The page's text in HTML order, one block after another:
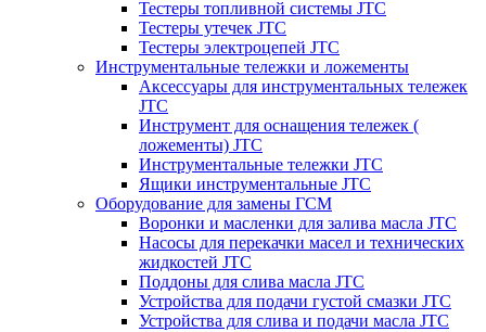
Тестеры топливной системы JTC
Тестеры утечек JTC
Тестеры электроцепей JTC
Инструментальные тележки и ложементы
Аксессуары для инструментальных тележек
JTC
Инструмент для оснащения тележек (
ложементы) JTC
Инструментальные тележки JTC
Ящики инструментальные JTC
Оборудование для замены ГСМ
Воронки и масленки для залива масла JTC
Насосы для перекачки масел и технических
жидкостей JTC
Поддоны для слива масла JTC
Устройства для подачи густой смазки JTC
Устройства для слива и подачи масла JTC